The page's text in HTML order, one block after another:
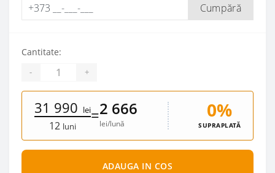
Cumpără
Cantitate:
- +
31 990 lei
12 luni
=2 666
lei/lună
0%
SUPRAPLATĂ
ADAUGA IN COS